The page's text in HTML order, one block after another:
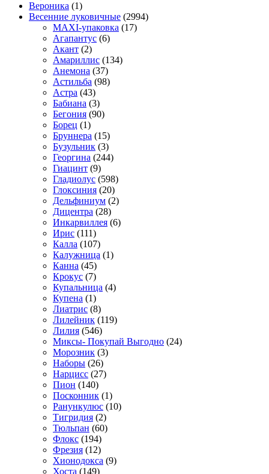
Вероника (1)
Весенние луковичные (2994)
MAXI-упаковка (17)
Агапантус (6)
Акант (2)
Амариллис (134)
Анемона (37)
Астильба (98)
Астра (43)
Бабиана (3)
Бегония (90)
Борец (1)
Бруннера (15)
Бузульник (3)
Георгина (244)
Гиацинт (9)
Гладиолус (598)
Глоксиния (20)
Дельфиниум (2)
Дицентра (28)
Инкарвиллея (6)
Ирис (111)
Калла (107)
Калужница (1)
Канна (45)
Крокус (7)
Купальница (4)
Купена (1)
Лиатрис (8)
Лилейник (119)
Лилия (546)
Миксы- Покупай Выгодно (24)
Морозник (3)
Наборы (26)
Нарцисс (27)
Пион (140)
Посконник (1)
Ранункулюс (10)
Тигридия (2)
Тюльпан (60)
Флокс (194)
Фрезия (12)
Хионодокса (9)
Хоста (149)